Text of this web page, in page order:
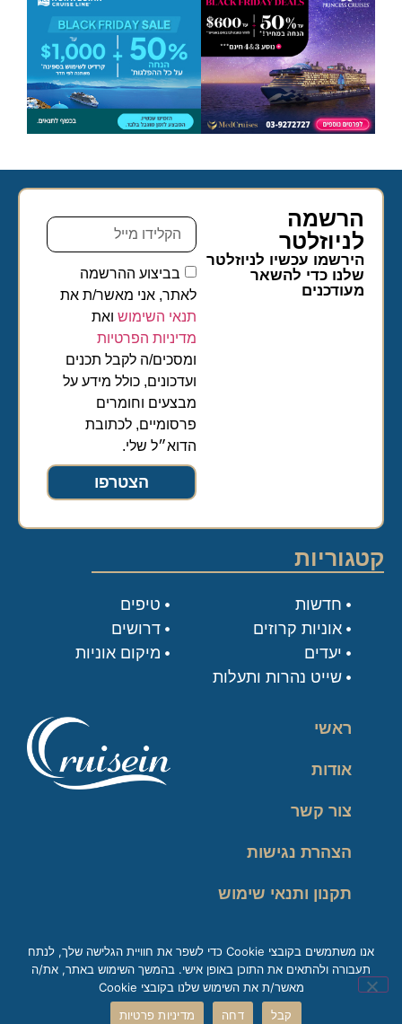
הרשמה
לניוזלטר​
הירשמו עכשיו לניוזלטר
שלנו כדי להשאר
מעודכנים
בביצוע ההרשמה
לאתר, אני מאשר/ת את
תנאי השימושואת
מדיניות הפרטיות
ומסכים/ה לקבל תכנים
ועדכונים, כולל מידע על
מבצעים וחומרים
פרסומיים, לכתובת
הדוא״ל שלי.
הצטרפו
ראשי
אודות
צור קשר
הצהרת נגישות
תקנון ותנאי שימוש
זכות עיון במידע
קטגוריות
טיפים
דרושים
מיקום אוניות
חדשות
אוניות קרוזים
יעדים
שייט נהרות ותעלות
אנו משתמשים בקובצי Cookie כדי לשפר את חוויית הגלישה שלך, לנתח
תעבורה ולהתאים את התוכן באופן אישי. בהמשך השימוש באתר, את/ה
מאשר/ת את השימוש שלנו בקובצי Cookie
קבל
דחה מדיניות פרטיות